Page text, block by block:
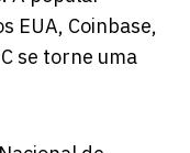
EUA, Coinbase,
se torne uma